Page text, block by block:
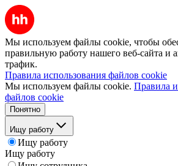
Мы используем файлы cookie, чтобы
правильную работу нашего веб-сайта и
трафик.
Правила использования файлов cookie
Мы используем файлы cookie. Правила
файлов cookie
Понятно
Ищу работу
Ищу работу
Ищу работу